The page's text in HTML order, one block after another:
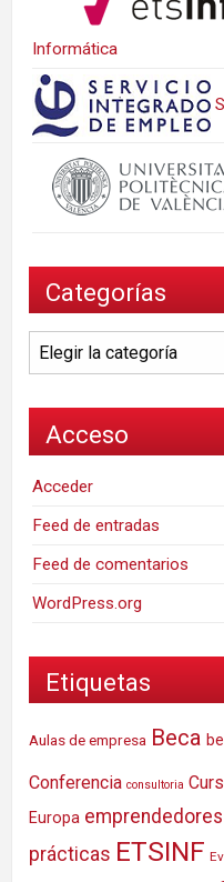
Informática
Categorías
Categorías
Acceso
Acceder
Feed de entradas
Feed de comentarios
WordPress.org
Etiquetas
Aulas de empresa Beca
Conferencia consultoria
Europa emprendedores
prácticas ETSINF